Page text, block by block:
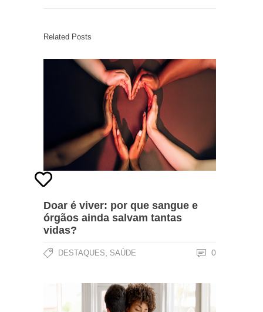
Related Posts
Doar é viver: por que sangue e
órgãos ainda salvam tantas
vidas?
DESTAQUES SAÚDE 0